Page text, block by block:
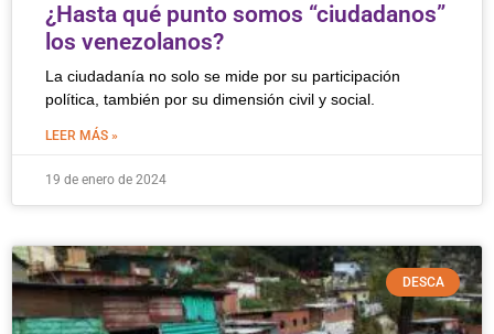
¿Hasta qué punto somos “ciudadanos”
los venezolanos?
La ciudadanía no solo se mide por su participación
política, también por su dimensión civil y social.
LEER MÁS »
19 de enero de 2024
DESCA